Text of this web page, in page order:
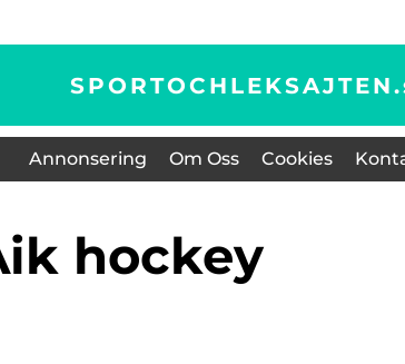
SPORTOCHLEKSAJTEN.
Annonsering Om Oss Cookies
aik hockey